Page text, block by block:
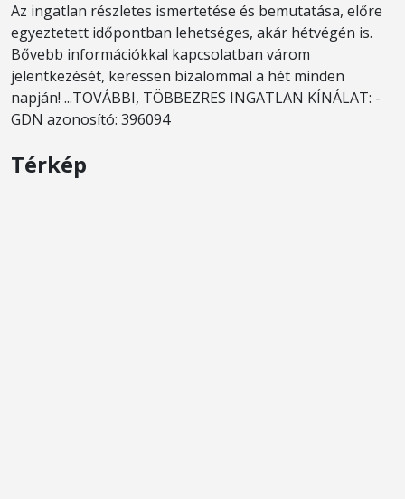
Az ingatlan részletes ismertetése és bemutatása, előre
egyeztetett időpontban lehetséges, akár hétvégén is.
Bővebb információkkal kapcsolatban várom
jelentkezését, keressen bizalommal a hét minden
napján! ...TOVÁBBI, TÖBBEZRES INGATLAN KÍNÁLAT: -
GDN azonosító: 396094
Térkép